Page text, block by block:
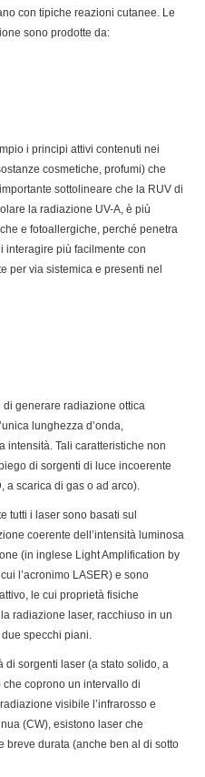
con tipiche reazioni cutanee. Le
sono prodotte da:
i principi attivi contenuti nei
cosmetiche, profumi) che
sottolineare che la RUV di
la radiazione UV-A, è più
e fotoallergiche, perché penetra
interagire più facilmente con
per via sistemica e presenti nel
di generare radiazione ottica
lunghezza d’onda,
intensità. Tali caratteristiche non
di sorgenti di luce incoerente
a scarica di gas o ad arco).
tutti i laser sono basati sul
coerente dell’intensità luminosa
(in inglese Light Amplification by
l’acronimo LASER) e sono
le cui proprietà fisiche
radiazione laser, racchiuso in un
specchi piani.
di sorgenti laser (a stato solido, a
coprono un intervallo di
visibile l’infrarosso e
(CW), esistono laser che
breve durata (anche ben al di sotto